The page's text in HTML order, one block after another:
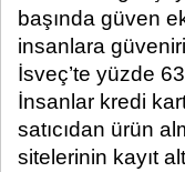
başında güven
insanlara
İsveç’te yüzde
İnsanlar kredi
satıcıdan ürün
sitelerinin kayıt